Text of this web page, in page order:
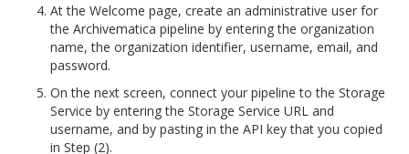
At the Welcome page, create an administrative user for
the Archivematica pipeline by entering the organization
name, the organization identifier, username, email, and
password.
On the next screen, connect your pipeline to the Storage
Service by entering the Storage Service URL and
username, and by pasting in the API key that you copied
in Step (2).